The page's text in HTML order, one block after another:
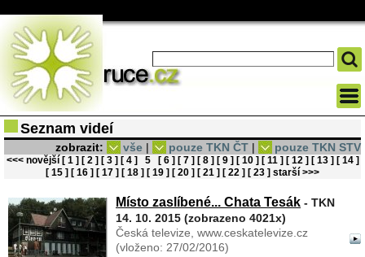
Seznam videí
zobrazit: vše | pouze TKN ČT | pouze TKN STV
<<< novější [ 1 ] [ 2 ] [ 3 ] [ 4 ] 5 [ 6 ] [ 7 ] [ 8 ] [ 9 ] [ 10 ] [ 11 ] [ 12 ] [ 13 ] [ 14 ]
[ 15 ] [ 16 ] [ 17 ] [ 18 ] [ 19 ] [ 20 ] [ 21 ] [ 22 ] [ 23 ] starší >>>
Místo zaslíbené... Chata Tesák - TKN
14. 10. 2015 (zobrazeno 4021x)
Česká televize, www.ceskatelevize.cz
(vloženo: 27/02/2016)